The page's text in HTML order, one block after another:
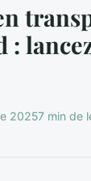
:
20257 min de